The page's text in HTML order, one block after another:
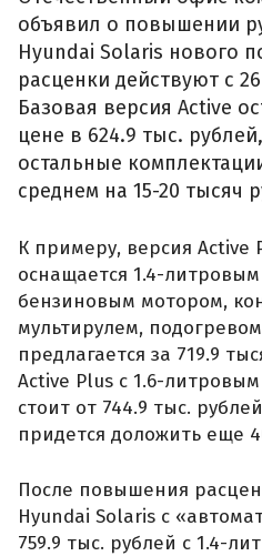
объявил о повышении
Hyundai Solaris нового
расценки действуют с 26
Базовая версия Active
цене в 624.9 тыс.
остальные
среднем на 15-20 тысяч
К примеру, версия Active
оснащается 1.4-
бензиновым мотором,
мультирулем,
предлагается за 719.9
Active Plus с 1.6-
стоит от 744.9 тыс.
придется доложить еще
После повышения
Hyundai Solaris с
759.9 тыс. рублей с 1.4-